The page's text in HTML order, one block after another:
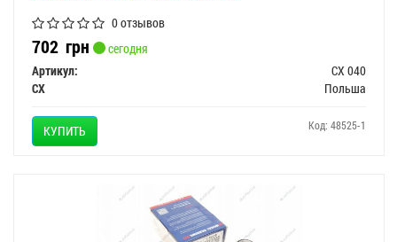
0 отзывов
702 грн
сегодня
Артикул:
CX 040
CX
Польша
КУПИТЬ Код: 48525-1